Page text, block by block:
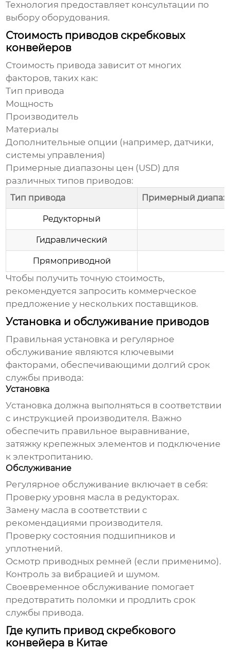
Технология предоставляет консультации по
выбору оборудования.
Стоимость приводов скребковых
конвейеров
Стоимость привода зависит от многих
факторов, таких как:
Тип привода
Мощность
Производитель
Материалы
Дополнительные опции (например, датчики,
системы управления)
Примерные диапазоны цен (USD) для
различных типов приводов:
Тип привода Примерный
Редукторный
Гидравлический
Прямоприводной
Чтобы получить точную стоимость,
рекомендуется запросить коммерческое
предложение у нескольких поставщиков.
Установка и обслуживание приводов
Правильная установка и регулярное
обслуживание являются ключевыми
факторами, обеспечивающими долгий срок
службы привода:
Установка
Установка должна выполняться в соответствии
с инструкцией производителя. Важно
обеспечить правильное выравнивание,
затяжку крепежных элементов и подключение
к электропитанию.
Обслуживание
Регулярное обслуживание включает в себя:
Проверку уровня масла в редукторах.
Замену масла в соответствии с
рекомендациями производителя.
Проверку состояния подшипников и
уплотнений.
Осмотр приводных ремней (если применимо).
Контроль за вибрацией и шумом.
Своевременное обслуживание помогает
предотвратить поломки и продлить срок
службы привода.
Где купить привод скребкового
конвейера в Китае